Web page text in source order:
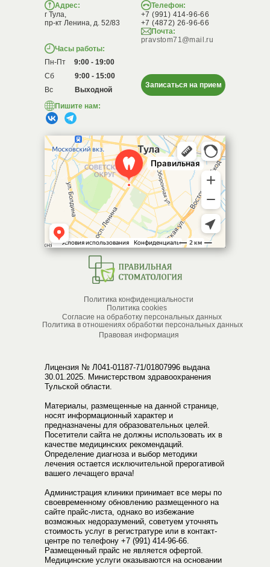
Политика конфиденциальности
Политика cookies
Согласие на обработку персональных данных
Правовая информация
Политика в отношениях обработки персональных данных
Выходной
Вс
9:00 - 15:00
Сб
9:00 - 19:00
Пн-Пт
Часы работы:
Телефон:
+7 (991) 414-96-66
+7 (4872) 26-96-66
Почта:
pravstom71@mail.ru
Адрес:
г Тула,
пр-кт Ленина, д. 52/83
Записаться на прием
Пишите нам:
Лицензия № Л041-01187-71/01807996 выдана
30.01.2025. Министерством здравоохранения
Тульской области.
Материалы, размещенные на данной странице,
носят информационный характер и
предназначены для образовательных целей.
Посетители сайта не должны использовать их в
качестве медицинских рекомендаций.
Определение диагноза и выбор методики
лечения остается исключительной прерогативой
вашего лечащего врача!
Администрация клиники принимает все меры по
своевременному обновлению размещенного на
сайте прайс-листа, однако во избежание
возможных недоразумений, советуем уточнять
стоимость услуг в регистратуре или в контакт-
центре по телефону +7 (991) 414-96-66.
Размещенный прайс не является офертой.
Медицинские услуги оказываются на основании